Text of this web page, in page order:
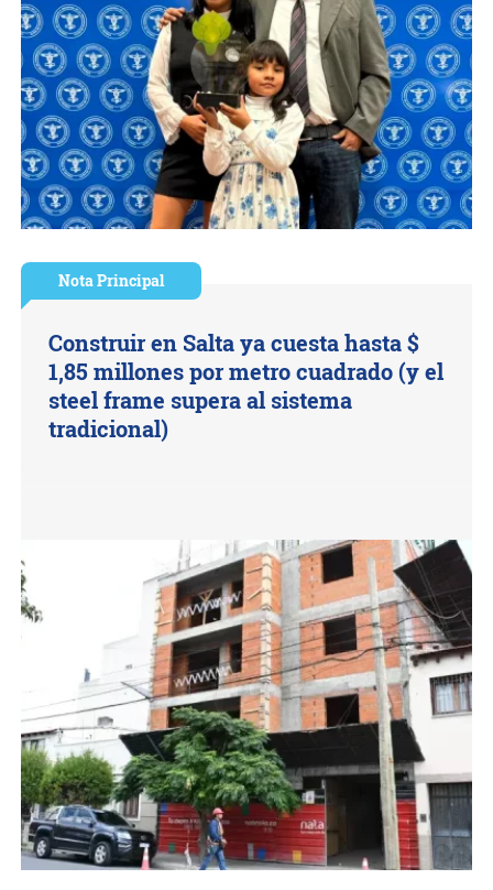
Nota Principal
Construir en Salta ya cuesta hasta $
1,85 millones por metro cuadrado (y el
steel frame supera al sistema
tradicional)